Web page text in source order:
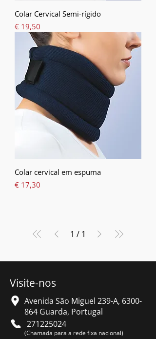
Colar Cervical Semi-rígido
Preço
€ 19,50
Colar cervical em espuma
Preço
€ 17,30
1 / 1
Visite-nos
Avenida São Miguel 239-A, 6300-
864 Guarda, Portugal
271225024
(Chamada para a rede fixa nacional)